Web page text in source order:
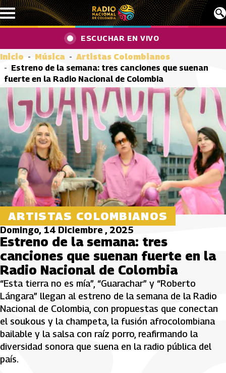
Pasar al contenido principal
ESCUCHAR EN VIVO
Inicio Música
Artistas Colombianos
Estreno de la semana: tres canciones que suenan
fuerte en la Radio Nacional de Colombia
ARTISTAS COLOMBIANOS
Domingo, 14 Diciembre , 2025
Estreno de la semana: tres
canciones que suenan fuerte en la
Radio Nacional de Colombia
“Esta tierra no es mía”, “Guarachar” y “Roberto
Lángara” llegan al estreno de la semana de la Radio
Nacional de Colombia, con propuestas que conectan
el soukous y la champeta, la fusión afrocolombiana
bailable y la salsa con raíz porro, reafirmando la
diversidad sonora que suena en la radio pública del
país.